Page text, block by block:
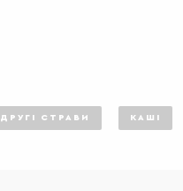
ДРУГІ СТРАВИ КАШІ